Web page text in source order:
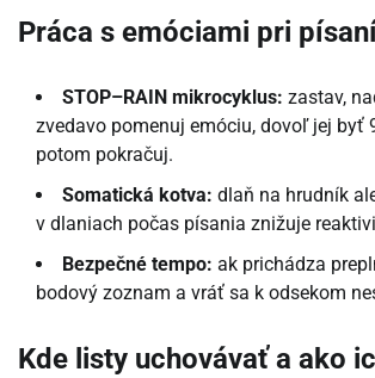
Práca s emóciami pri
STOP–RAIN mikrocyklus: zastav,
zvedavo pomenuj emóciu, dovoľ jej byť
potom pokračuj.
Somatická kotva: dlaň na hrudník
v dlaniach počas písania znižuje
Bezpečné tempo: ak prichádza
bodový zoznam a vráť sa k odsekom
Kde listy uchovávať a ako